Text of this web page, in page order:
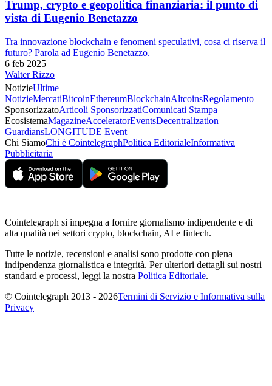
Trump, crypto e geopolitica finanziaria: il punto di
vista di Eugenio Benetazzo
Tra innovazione blockchain e fenomeni speculativi, cosa ci riserva il
futuro? Parola ad Eugenio Benetazzo.
6 feb 2025
Walter Rizzo
NotizieUltime
NotizieMercatiBitcoinEthereumBlockchainAltcoinsRegolamento
SponsorizzatoArticoli SponsorizzatiComunicati Stampa
EcosistemaMagazineAcceleratorEventsDecentralization
GuardiansLONGITUDE Event
Chi SiamoChi è CointelegraphPolitica EditorialeInformativa
Pubblicitaria
Cointelegraph si impegna a fornire giornalismo indipendente e di
alta qualità nei settori crypto, blockchain, AI e fintech.
Tutte le notizie, recensioni e analisi sono prodotte con piena
indipendenza giornalistica e integrità. Per ulteriori dettagli sui nostri
standard e processi, leggi la nostra Politica Editoriale.
© Cointelegraph 2013 - 2026Termini di Servizio e Informativa sulla
Privacy